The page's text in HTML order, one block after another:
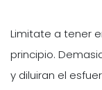
Limitate a tener
principio.
y diluiran el